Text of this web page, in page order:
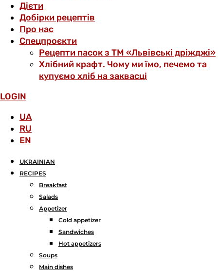
Дієти
Добірки рецептів
Про нас
Спецпроєкти
Рецепти пасок з ТМ «Львівські дріжджі»
Хлібний крафт. Чому ми їмо, печемо та
купуємо хліб на заквасці
LOGIN
UA
RU
EN
UKRAINIAN
RECIPES
Breakfast
Salads
Аppetizer
Cold appetizer
Sandwiches
Hot appetizers
Soups
Main dishes